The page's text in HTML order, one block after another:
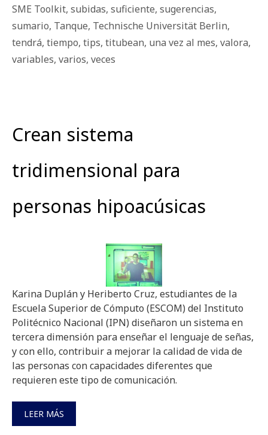
SME Toolkit, subidas, suficiente, sugerencias,
sumario, Tanque, Technische Universität Berlin,
tendrá, tiempo, tips, titubean, una vez al mes, valora,
variables, varios, veces
Crean sistema
tridimensional para
personas hipoacúsicas
Karina Duplán y Heriberto Cruz, estudiantes de la
Escuela Superior de Cómputo (ESCOM) del Instituto
Politécnico Nacional (IPN) diseñaron un sistema en
tercera dimensión para enseñar el lenguaje de señas,
y con ello, contribuir a mejorar la calidad de vida de
las personas con capacidades diferentes que
requieren este tipo de comunicación.
LEER MÁS